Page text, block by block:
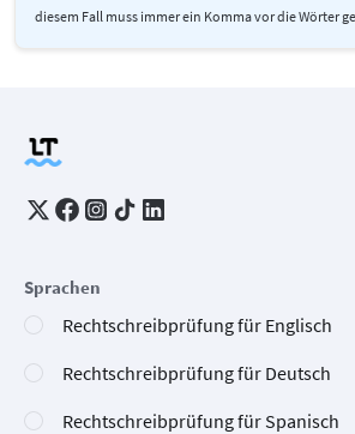
diesem Fall muss immer ein Komma vor die Wörter
Sprachen
Rechtschreibprüfung für Englisch
Rechtschreibprüfung für Deutsch
Rechtschreibprüfung für Spanisch